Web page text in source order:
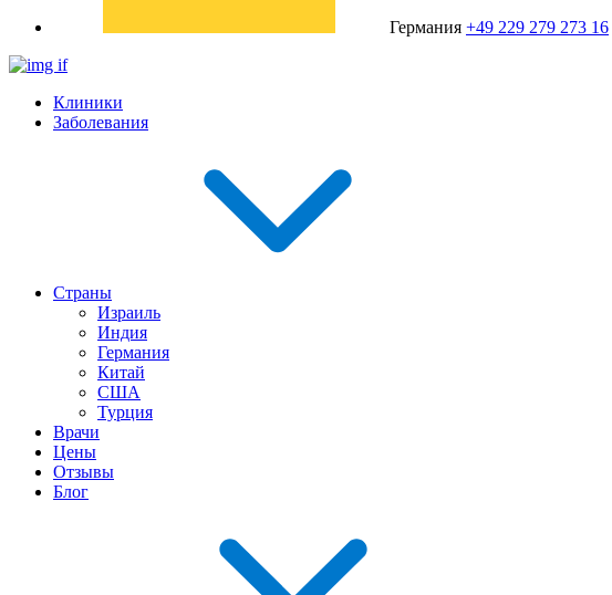
Германия +49 229 279 273 16
Клиники
Заболевания
Страны
Израиль
Индия
Германия
Китай
США
Турция
Врачи
Цены
Отзывы
Блог